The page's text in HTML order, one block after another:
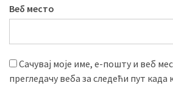
Веб место
Сачувај моје име, е-пошту и веб
прегледачу веба за следећи пут